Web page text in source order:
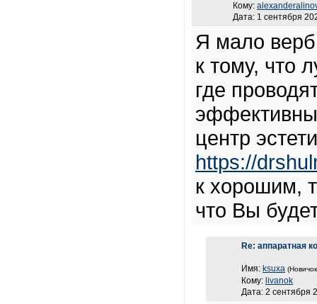
Кому:
Дата: 1 сентября
Я мало верб
к тому, что
где
центр
https://
к хорошим,
что Вы
Re: аппаратная
Имя: ksuxa
Кому: livanok
Дата: 2 сентября